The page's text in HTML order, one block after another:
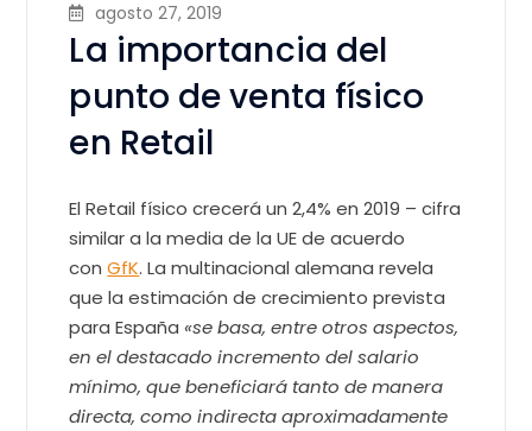
agosto 27, 2019
La importancia del
punto de venta físico
en Retail
El Retail físico crecerá un 2,4% en 2019 – cifra
similar a la media de la UE de acuerdo
conGfK. La multinacional alemana revela
que la estimación de crecimiento prevista
para España«se basa, entre otros aspectos,
en el destacado incremento del salario
mínimo, que beneficiará tanto de manera
directa, como indirecta aproximadamente